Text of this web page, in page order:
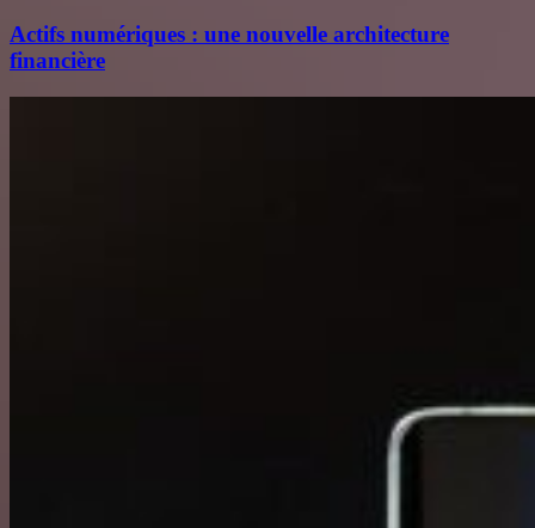
Actifs numériques : une nouvelle architecture
financière